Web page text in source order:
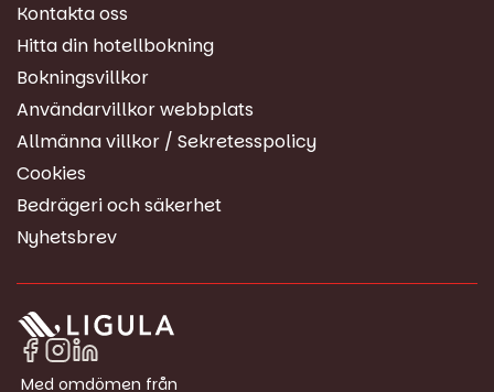
Kontakta oss
Hitta din hotellbokning
Bokningsvillkor
Användarvillkor webbplats
Allmänna villkor / Sekretesspolicy
Cookies
Bedrägeri och säkerhet
Nyhetsbrev
Med omdömen från